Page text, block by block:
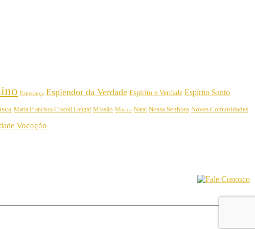
Esperança Esplendor da Verdade Espírito e Verdade Espírito Santo
Maria Francisca Crocoli Longhi Missão Música Natal Nossa Senhora Novas Comunidades
Vocação